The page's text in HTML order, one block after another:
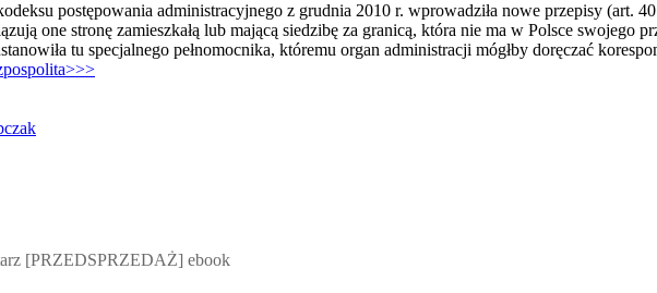
postępowania administracyjnego z grudnia 2010 r. wprowadziła nowe przepisy (art.
one stronę zamieszkałą lub mającą siedzibę za granicą, która nie ma w Polsce swojego
tu specjalnego pełnomocnika, któremu organ administracji mógłby doręczać
[PRZEDSPRZEDAŻ] ebook